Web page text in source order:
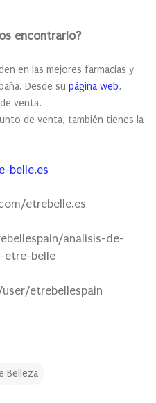
encontrarlo?
en las mejores farmacias y
Desde su página web,
venta.
de venta, también tienes la
belle.es
etrebelle.es
analisis-de-
etre-belle
etrebellespain
Belleza